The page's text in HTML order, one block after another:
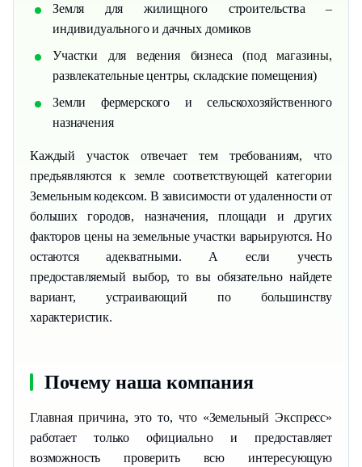
Земля для жилищного строительства –
индивидуального и дачных домиков
Участки для ведения бизнеса (под магазины,
развлекательные центры, складские помещения)
Земли фермерского и сельскохозяйственного
назначения
Каждый участок отвечает тем требованиям, что
предъявляются к земле соответствующей категории
Земельным кодексом. В зависимости от удаленности от
больших городов, назначения, площади и других
факторов цены на земельные участки варьируются. Но
остаются адекватными. А если учесть
предоставляемый выбор, то вы обязательно найдете
вариант, устраивающий по большинству
характеристик.
Почему наша компания
Главная причина, это то, что «Земельный Экспресс»
работает только официально и предоставляет
возможность проверить всю интересующую